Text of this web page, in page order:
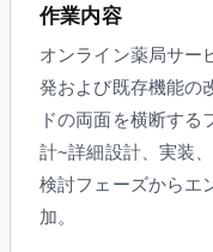
作業内容
オンライン薬局サー
発および既存機能の
ドの両面を横断す
計~詳細設計、実装
検討フェーズからエ
加。